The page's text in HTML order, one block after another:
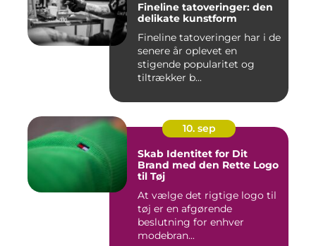
Fineline tatoveringer: den
delikate kunstform
Fineline tatoveringer har i de
senere år oplevet en
stigende popularitet og
tiltrækker b...
10. sep
Skab Identitet for Dit
Brand med den Rette Logo
til Tøj
At vælge det rigtige logo til
tøj er en afgørende
beslutning for enhver
modebran...